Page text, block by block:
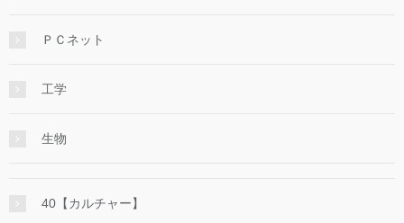
ＰＣネット
工学
生物
40【カルチャー】